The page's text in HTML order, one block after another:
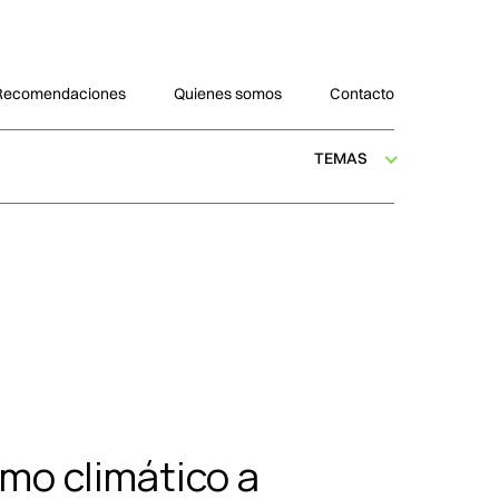
Quienes somos Contacto
TEMAS
climático a